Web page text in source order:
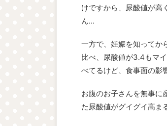
けですから、尿酸値が高
ん...
一方で、妊娠を知ってか
比べ、尿酸値が3.4もマ
べてるけど、食事面の影
お腹のお子さんを無事に
た尿酸値がグイグイ高ま